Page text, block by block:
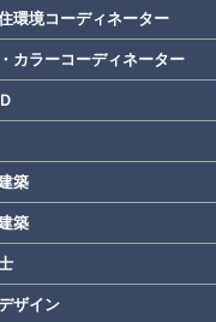
環境コーディネーター
カラーコーディネーター
築
築
ザイン